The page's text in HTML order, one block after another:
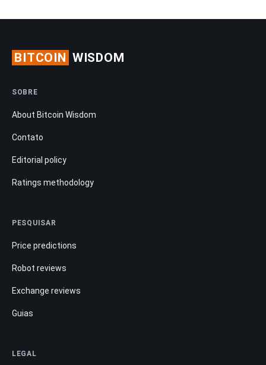
BITCOIN WISDOM
SOBRE
About Bitcoin Wisdom
Contato
Editorial policy
Ratings methodology
PESQUISAR
Price predictions
Robot reviews
Exchange reviews
Guias
LEGAL